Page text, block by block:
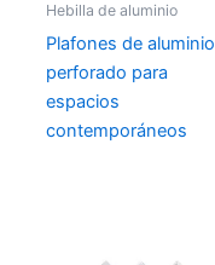
Hebilla de aluminio
Plafones de aluminio
perforado para
espacios
contemporáneos